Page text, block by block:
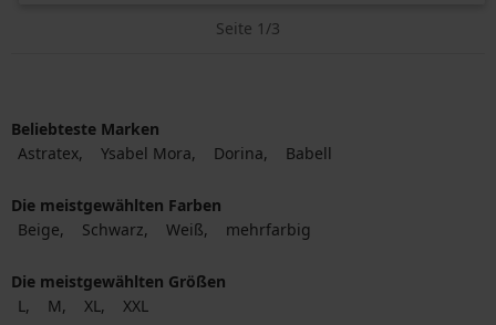
Seite 1/3
Beliebteste Marken
Astratex
Ysabel Mora Dorina Babell
Die meistgewählten Farben
Beige
Schwarz Weiß mehrfarbig
Die meistgewählten Größen
L
M XL XXL